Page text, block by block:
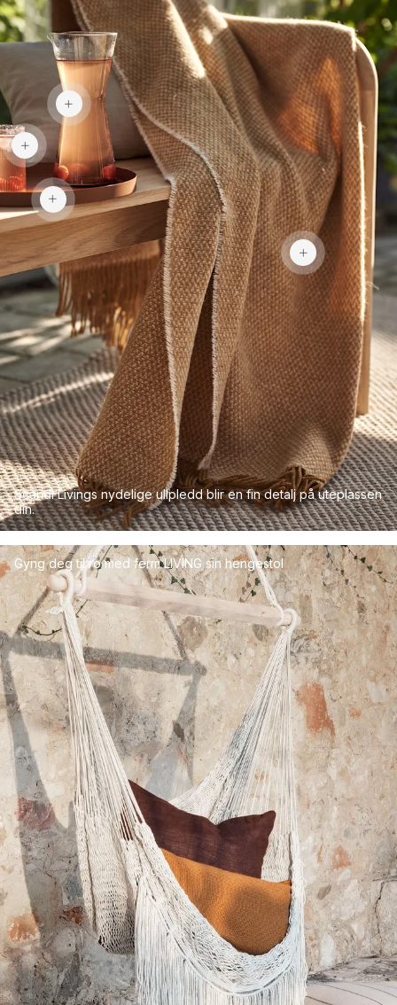
Scandi Livings nydelige ullpledd blir en fin detalj på uteplassen
din.
599 kr
805 kr
539 kr
295 kr
Gyng deg til ro med ferm LIVING sin hengestol